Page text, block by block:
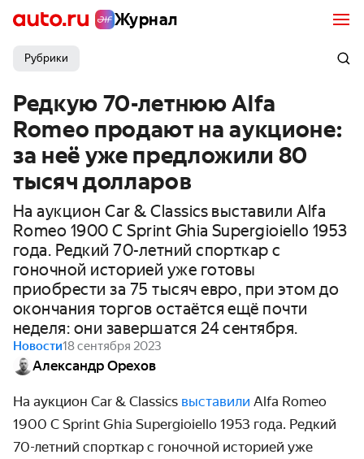
Журнал
Рубрики
Редкую 70-летнюю Alfa
Romeo продают на аукционе:
за неё уже предложили 80
тысяч долларов
На аукцион Car & Classics выставили Alfa
Romeo 1900 C Sprint Ghia Supergioiello 1953
года. Редкий 70-летний спорткар с
гоночной историей уже готовы
приобрести за 75 тысяч евро, при этом до
окончания торгов остаётся ещё почти
неделя: они завершатся 24 сентября.
Новости18 сентября 2023
Александр Орехов
На аукцион Car & Classics выставили Alfa Romeo
1900 C Sprint Ghia Supergioiello 1953 года. Редкий
70-летний спорткар с гоночной историей уже